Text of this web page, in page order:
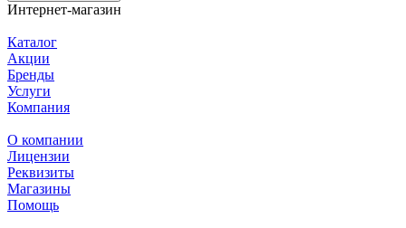
Интернет-магазин
Каталог
Акции
Бренды
Услуги
Компания
О компании
Лицензии
Реквизиты
Магазины
Помощь